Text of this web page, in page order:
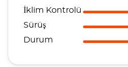
İklim Kontrolü
Sürüş
Durum